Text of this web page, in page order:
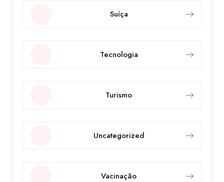
Suíça
Tecnologia
Turismo
Uncategorized
Vacinação